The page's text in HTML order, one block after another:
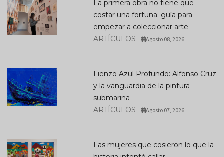
La primera obra no tiene que
costar una fortuna: guía para
empezar a coleccionar arte
ARTÍCULOS
Agosto 08, 2026
Lienzo Azul Profundo: Alfonso Cruz
y la vanguardia de la pintura
submarina
ARTÍCULOS
Agosto 07, 2026
Las mujeres que cosieron lo que la